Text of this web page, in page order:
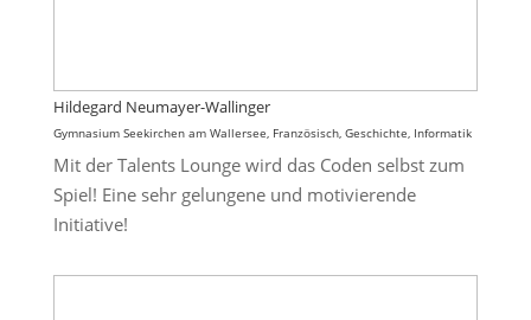
Hildegard Neumayer-Wallinger
Gymnasium Seekirchen am Wallersee, Französisch, Geschichte, Informatik
Mit der Talents Lounge wird das Coden selbst zum
Spiel! Eine sehr gelungene und motivierende
Initiative!